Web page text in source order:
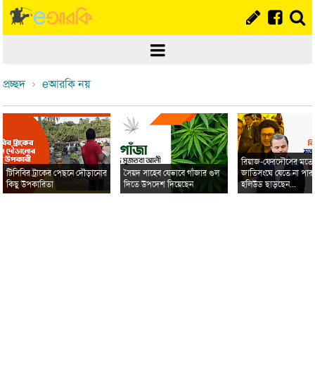
প্রচ্ছদ eআরকি নয়
টিসিবির ট্রাকের পেছনে দৌড়ানোর
কিছু উপকারিতা
সৈয়দ সাহেব যেভাবে গাঁজার গুল
দিতে উপদেশ দিয়েছেন
রিয়াজ-ফেরদৌসের মতো
জাতিসংঘে যেতে না
হলিউড ছাড়ছেন...